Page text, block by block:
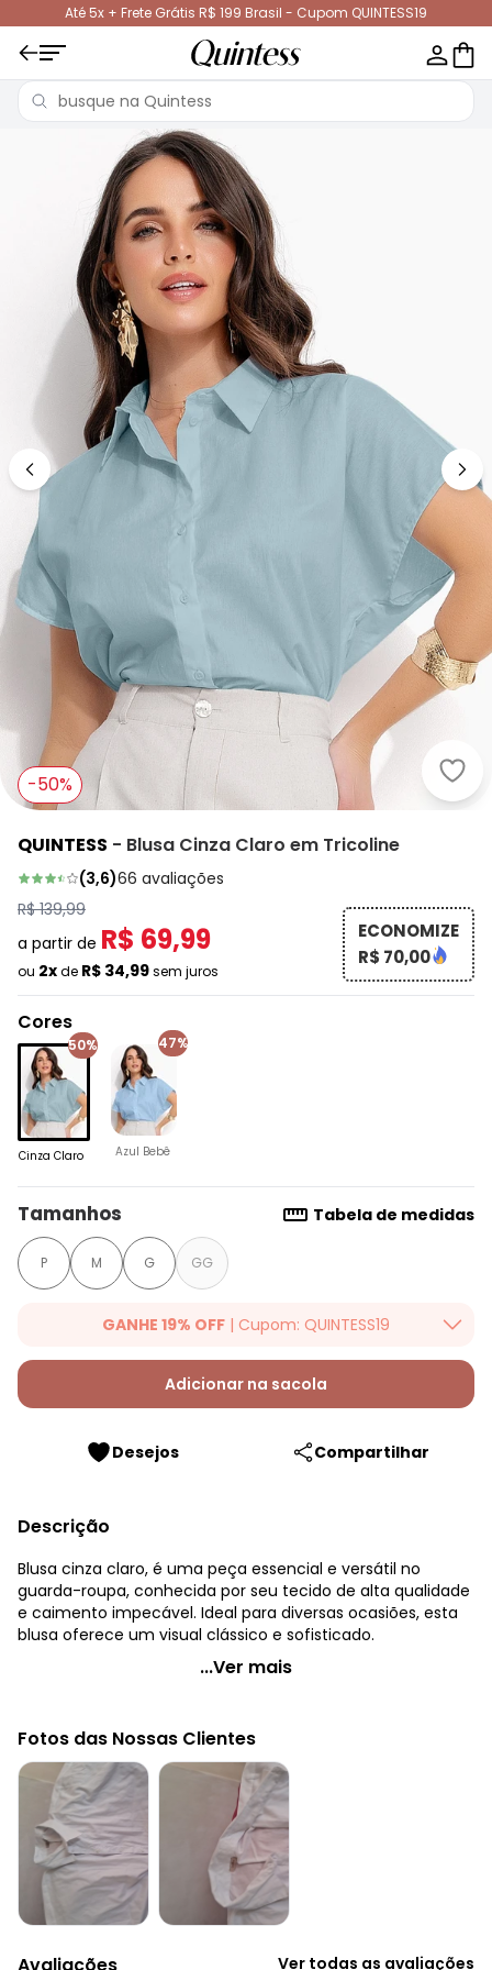
Até 5x + Frete Grátis R$ 199 Brasil - Cupom QUINTESS19
-50%
QUINTESS - Blusa Cinza Claro em Tricoline
(3,6)66 avaliações
R$ 139,99
a partir de R$ 69,99
ou 2xde R$ 34,99sem juros
ECONOMIZE
R$ 70,00
Cores
50%
Cinza Claro
47%
Azul Bebê
Tamanhos Tabela de medidas
P M G GG
GANHE 19% OFF | Cupom: QUINTESS19
Ganhe 19% OFF Extra em qualquer valor, usando o cupom:
QUINTESS19. Válido para toda loja Quintess, até 07/08/2026.
Adicionar na sacola
Desejos Compartilhar
Descrição
Blusa cinza claro, é uma peça essencial e versátil no
guarda-roupa, conhecida por seu tecido de alta qualidade
e caimento impecável. Ideal para diversas ocasiões, esta
blusa oferece um visual clássico e sofisticado.
Quintess - Blusa Cinza Claro em Tricoline
Comprimento da manga: Curta
Modelo da manga: Ampla
Decote frente: Com gola
Tecido: Tricoline 123g 100% algodão tela
Histórico de preços
O preço apresentado abaixo é o menor oferecido em
algum dia do mês, para o menor tamanho disponível.
agosto/2026
junho/2026
R$ 79,99
...Ver mais
Fotos das Nossas Clientes
Ver todas as avaliações